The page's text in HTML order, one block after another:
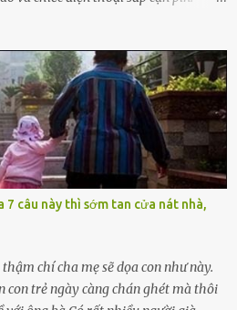
để nuôi một cái thân bất tài chỉ biết
mạnh cánh cửa trước mặt tôi.
lên như một bản án lạnh lùng. Tôi
không biết đi đâu, về đâu. Bố mẹ tôi
em. Họ hàng cũng thưa thớt, chẳng
lòng cho tôi tá túc. Bạn bè? Ai cũng
họ. Tôi đã từng đặt cược cả thanh
giờ, tôi chỉ còn lại chính mình. Tôi lên
khỏi thành phố và nỗi đau. Tôi v...
7 câu này thì sớm tan cửa nát nhà,
chí cha mẹ sẽ dọa con như này.
con trẻ ngày càng chán ghét mà thôi